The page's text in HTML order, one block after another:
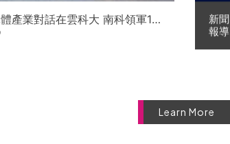
產業對話在雲科大 南科領軍11
園徵才
新聞
報導
Learn More